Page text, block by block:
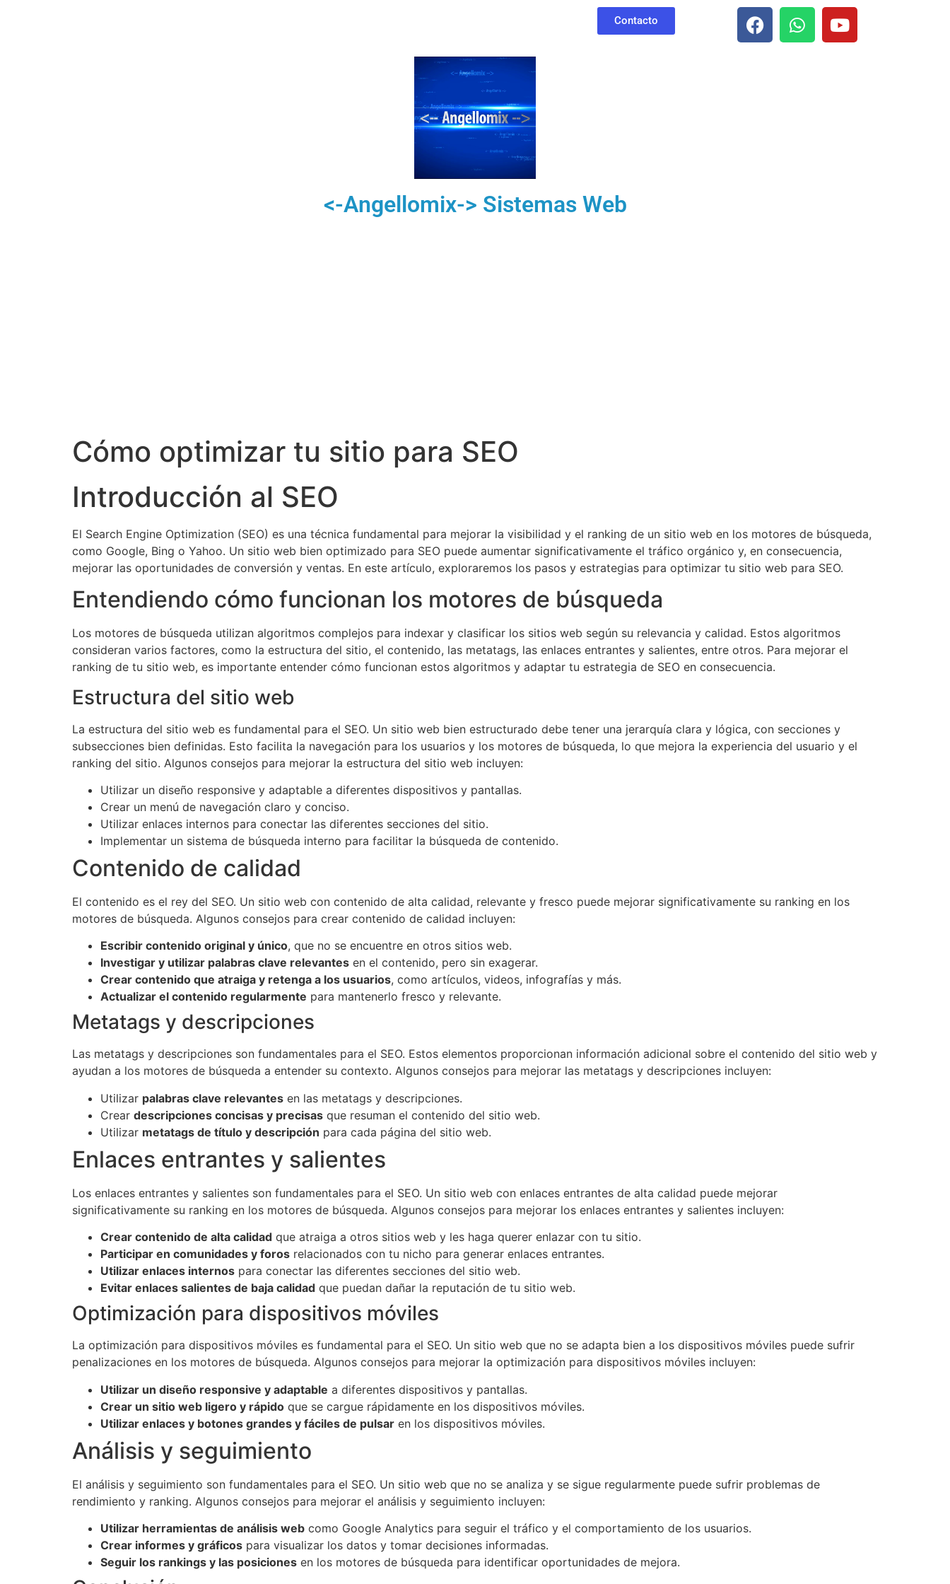
Contacto
<-Angellomix-> Sistemas Web
Cómo optimizar tu sitio para SEO
Introducción al SEO
El Search Engine Optimization (SEO) es una técnica fundamental para mejorar la visibilidad y el ranking de un sitio web en los motores de búsqueda,
como Google, Bing o Yahoo. Un sitio web bien optimizado para SEO puede aumentar significativamente el tráfico orgánico y, en consecuencia,
mejorar las oportunidades de conversión y ventas. En este artículo, exploraremos los pasos y estrategias para optimizar tu sitio web para SEO.
Entendiendo cómo funcionan los motores de búsqueda
Los motores de búsqueda utilizan algoritmos complejos para indexar y clasificar los sitios web según su relevancia y calidad. Estos algoritmos
consideran varios factores, como la estructura del sitio, el contenido, las metatags, las enlaces entrantes y salientes, entre otros. Para mejorar el
ranking de tu sitio web, es importante entender cómo funcionan estos algoritmos y adaptar tu estrategia de SEO en consecuencia.
Estructura del sitio web
La estructura del sitio web es fundamental para el SEO. Un sitio web bien estructurado debe tener una jerarquía clara y lógica, con secciones y
subsecciones bien definidas. Esto facilita la navegación para los usuarios y los motores de búsqueda, lo que mejora la experiencia del usuario y el
ranking del sitio. Algunos consejos para mejorar la estructura del sitio web incluyen:
Utilizar un diseño responsive y adaptable a diferentes dispositivos y pantallas.
Crear un menú de navegación claro y conciso.
Utilizar enlaces internos para conectar las diferentes secciones del sitio.
Implementar un sistema de búsqueda interno para facilitar la búsqueda de contenido.
Contenido de calidad
El contenido es el rey del SEO. Un sitio web con contenido de alta calidad, relevante y fresco puede mejorar significativamente su ranking en los
motores de búsqueda. Algunos consejos para crear contenido de calidad incluyen:
Escribir contenido original y único, que no se encuentre en otros sitios web.
Investigar y utilizar palabras clave relevantes en el contenido, pero sin exagerar.
Crear contenido que atraiga y retenga a los usuarios, como artículos, videos, infografías y más.
Actualizar el contenido regularmente para mantenerlo fresco y relevante.
Metatags y descripciones
Las metatags y descripciones son fundamentales para el SEO. Estos elementos proporcionan información adicional sobre el contenido del sitio web y
ayudan a los motores de búsqueda a entender su contexto. Algunos consejos para mejorar las metatags y descripciones incluyen:
Utilizar palabras clave relevantes en las metatags y descripciones.
Crear descripciones concisas y precisas que resuman el contenido del sitio web.
Utilizar metatags de título y descripción para cada página del sitio web.
Enlaces entrantes y salientes
Los enlaces entrantes y salientes son fundamentales para el SEO. Un sitio web con enlaces entrantes de alta calidad puede mejorar
significativamente su ranking en los motores de búsqueda. Algunos consejos para mejorar los enlaces entrantes y salientes incluyen:
Crear contenido de alta calidad que atraiga a otros sitios web y les haga querer enlazar con tu sitio.
Participar en comunidades y foros relacionados con tu nicho para generar enlaces entrantes.
Utilizar enlaces internos para conectar las diferentes secciones del sitio web.
Evitar enlaces salientes de baja calidad que puedan dañar la reputación de tu sitio web.
Optimización para dispositivos móviles
La optimización para dispositivos móviles es fundamental para el SEO. Un sitio web que no se adapta bien a los dispositivos móviles puede sufrir
penalizaciones en los motores de búsqueda. Algunos consejos para mejorar la optimización para dispositivos móviles incluyen:
Utilizar un diseño responsive y adaptable a diferentes dispositivos y pantallas.
Crear un sitio web ligero y rápido que se cargue rápidamente en los dispositivos móviles.
Utilizar enlaces y botones grandes y fáciles de pulsar en los dispositivos móviles.
Análisis y seguimiento
El análisis y seguimiento son fundamentales para el SEO. Un sitio web que no se analiza y se sigue regularmente puede sufrir problemas de
rendimiento y ranking. Algunos consejos para mejorar el análisis y seguimiento incluyen:
Utilizar herramientas de análisis web como Google Analytics para seguir el tráfico y el comportamiento de los usuarios.
Crear informes y gráficos para visualizar los datos y tomar decisiones informadas.
Seguir los rankings y las posiciones en los motores de búsqueda para identificar oportunidades de mejora.